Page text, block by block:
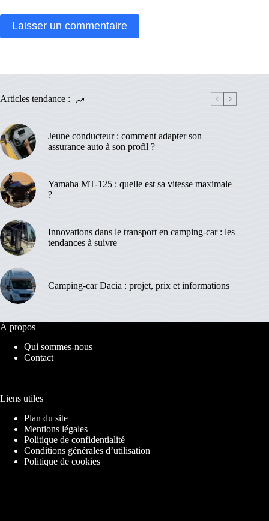
Laisser un commentaire
Articles tendance :
Jeune conducteur : comment adapter son
assurance auto à son profil ?
Yamaha MT-125 : quelle est sa vitesse maximale
?
Innovations dans le transport en camping-car : les
tendances à suivre
Camping-car Dacia : projet, prix et informations
À propos
Qui sommes-nous
Contact
Liens utiles
Plan du site
Mentions légales
Politique de confidentialité
Conditions générales d’utilisation
Politique de cookies